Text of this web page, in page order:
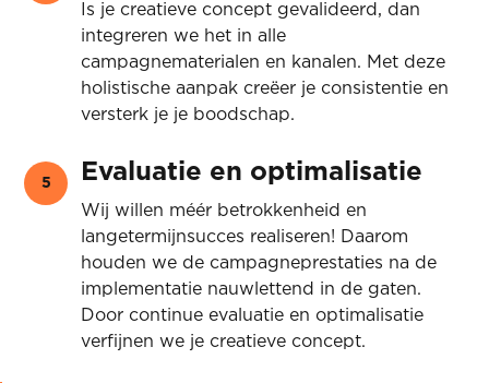
Is je creatieve concept gevalideerd, dan
integreren we het in alle
campagnematerialen en kanalen. Met deze
holistische aanpak creëer je consistentie en
versterk je je boodschap.
5 Evaluatie en optimalisatie
Wij willen méér betrokkenheid en
langetermijnsucces realiseren! Daarom
houden we de campagneprestaties na de
implementatie nauwlettend in de gaten.
Door continue evaluatie en optimalisatie
verfijnen we je creatieve concept.